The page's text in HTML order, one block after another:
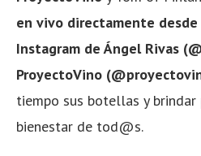
en vivo directamente
Instagram de Ángel Rivas
ProyectoVino
tiempo sus botellas y
bienestar de tod@s.